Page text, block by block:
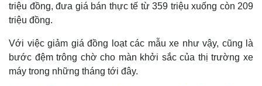
triệu đồng, đưa giá bán thực tế từ 359 triệu xuống còn 209
triệu đồng.
Với việc giảm giá đồng loạt các mẫu xe như vậy, cũng là
bước đệm trông chờ cho màn khởi sắc của thị trường xe
máy trong những tháng tới đây.